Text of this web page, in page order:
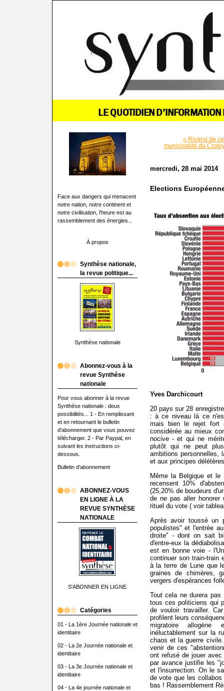
Face aux dangers qui menacent
notre nation, notre continent et
notre civilisation, l'heure est au
rassemblement des énergies...
À propos
Synthèse nationale,
la revue politique...
Synthèse nationale
Abonnez-vous à la
revue Synthèse
nationale
Pour vous abonner à la revue
Synthèse nationale : deux
possibilités... 1 - En remplissant
et en retournant le bulletin
d'abonnement que vous pouvez
télécharger. 2 - Par Paypal, en
suivant les instructions ci-
dessous.
Bulletin d'abonnement
ABONNEZ-VOUS
EN LIGNE À LA
REVUE SYNTHÈSE
NATIONALE
S'ABONNER EN LIGNE
Catégories
01 - La 1ère Journée nationale et
identitaire
02 - La 2e Journée nationale et
identitaire
03 - La 3e Journée nationale et
identitaire
04 - La 4e journée nationale et
« Rivarol de
municipalité du
mercredi, 28 mai 2014
Elections
Yves Darchicourt
20 pays sur 28
: à ce niveau là ce
mais bien le rejet fort
considérée au mieux
nocive - et qui ne
plutôt qui ne peut
ambitions personnelles,
et aux principes
Même la Belgique et le
recensent 10%
(25,20% de boudeurs
de ne pas aller honorer
rituel du vote ( voir
Après avoir toussé un
populistes" et l'entrée
droite" - dont on sait
d'entre-eux la
est en bonne voie -
continuer son train-train
à la terre de Lune que
graines de chimères,
vergers d'espérances
Tout cela ne durera
tous ces politiciens qui
de vouloir travailler.
profilent leurs
migratoire allogène
inéluctablement sur la
chaos et la guerre
venir de ces
ont refusé de jouer
par avance justifie les
et l'insurrection. On le
de vote que les
bas ! Rassemblement